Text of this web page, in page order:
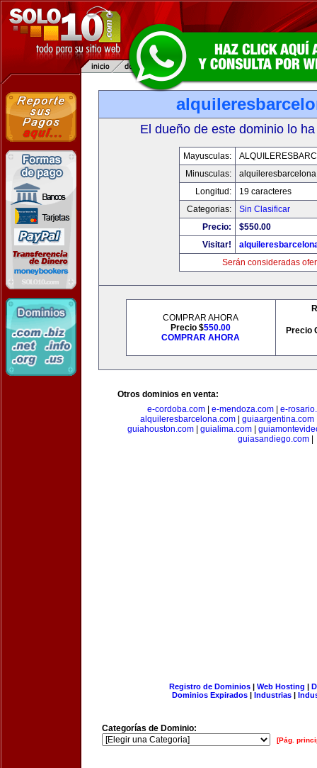
El dueño de este dominio lo
Mayusculas:
Minusculas:
Longitud:
19 caracteres
Categorias:
Sin Clasificar
Precio:
$550.00
Visitar!
Serán consideradas
COMPRAR AHORA
Precio $550.00
COMPRAR AHORA
Precio
Otros dominios en venta:
e-cordoba.com
e-mendoza.com
e-
alquileresbarcelona.com| guiaargentina.com
guiahouston.com| guialima.com|
guiasandiego.com|
Registro de Dominios| Web Hosting |
Dominios Expirados | Industrias |
Categorías de Dominio:
[Pág.